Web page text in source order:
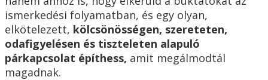
ismerkedési folyamatban, és egy olyan,
elkötelezett, kölcsönösségen, szereteten,
odafigyelésen és tiszteleten alapuló
párkapcsolat építhess, amit megálmodtál
magadnak.